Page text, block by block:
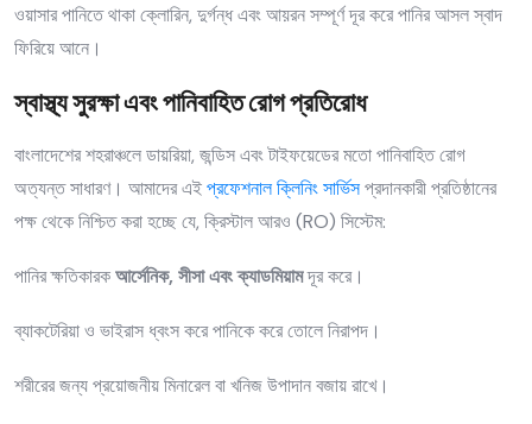
ওয়াসার পানিতে থাকা ক্লোরিন, দুর্গন্ধ এবং আয়রন সম্পূর্ণ দূর করে পানির আসল স্বাদ
ফিরিয়ে আনে।
স্বাস্থ্য সুরক্ষা এবং পানিবাহিত রোগ প্রতিরোধ
বাংলাদেশের শহরাঞ্চলে ডায়রিয়া, জন্ডিস এবং টাইফয়েডের মতো পানিবাহিত রোগ
অত্যন্ত সাধারণ। আমাদের এইপ্রফেশনাল ক্লিনিং সার্ভিসপ্রদানকারী প্রতিষ্ঠানের
পক্ষ থেকে নিশ্চিত করা হচ্ছে যে, ক্রিস্টাল আরও (RO) সিস্টেম:
পানির ক্ষতিকারকআর্সেনিক, সীসা এবং ক্যাডমিয়ামদূর করে।
ব্যাকটেরিয়া ও ভাইরাস ধ্বংস করে পানিকে করে তোলে নিরাপদ।
শরীরের জন্য প্রয়োজনীয় মিনারেল বা খনিজ উপাদান বজায় রাখে।